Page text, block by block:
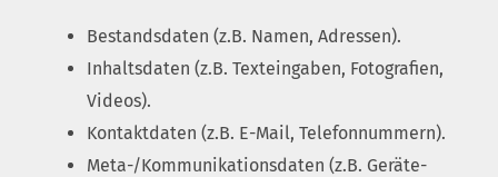
Bestandsdaten (z.B. Namen, Adressen).
Inhaltsdaten (z.B. Texteingaben, Fotografien,
Videos).
Kontaktdaten (z.B. E-Mail, Telefonnummern).
Meta-/Kommunikationsdaten (z.B. Geräte-